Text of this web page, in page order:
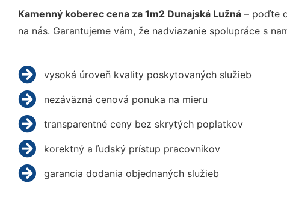
Kamenný koberec cena za 1m2 Dunajská Lužná – poďte
na nás. Garantujeme vám, že nadviazanie spolupráce s
vysoká úroveň kvality poskytovaných služieb
nezáväzná cenová ponuka na mieru
transparentné ceny bez skrytých poplatkov
korektný a ľudský prístup pracovníkov
garancia dodania objednaných služieb